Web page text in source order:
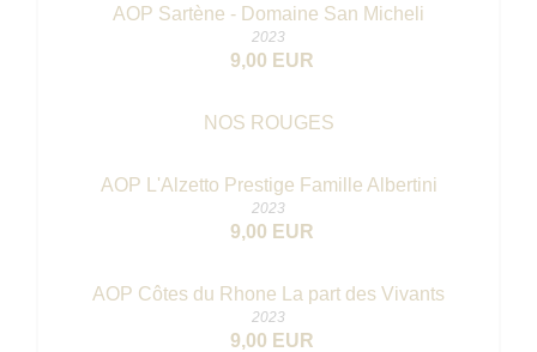
AOP Sartène - Domaine San Micheli
2023
9,00 EUR
NOS ROUGES
AOP L'Alzetto Prestige Famille Albertini
2023
9,00 EUR
AOP Côtes du Rhone La part des Vivants
2023
9,00 EUR